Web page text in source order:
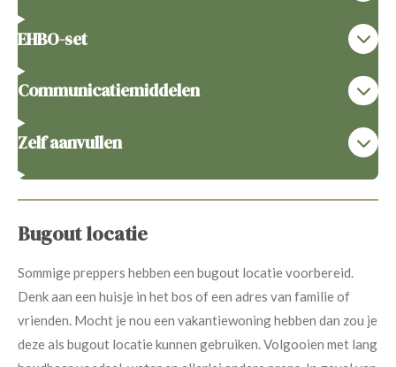
EHBO-set
Communicatiemiddelen
Zelf aanvullen
Bugout locatie
Sommige preppers hebben een bugout locatie voorbereid.
Denk aan een huisje in het bos of een adres van familie of
vrienden. Mocht je nou een vakantiewoning hebben dan zou je
deze als bugout locatie kunnen gebruiken. Volgooien met lang